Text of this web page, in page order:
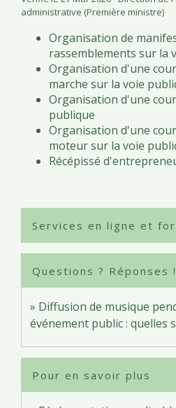
administrative (Première ministre)
Organisation de
rassemblements sur la
Organisation d'une
marche sur la voie
Organisation d'une
publique
Organisation d'une
moteur sur la voie
Récépissé
Services en ligne et
Questions ? Réponses !
Diffusion de musique
événement public : quelles
Pour en savoir plus